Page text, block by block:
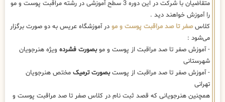
متقاضیان با شرکت در این دوره 3 سطح آموزشی در رشته مراقبت پوست و مو
را آموزش خواهند دید .
کلاسصفر تا صد مراقبت پوست و مو در آموزشگاه عریس به دو صورت برگزار
می‌شود :
- آموزش صفر تا صد مراقبت از پوست و موبصورت فشرده ویژه هنرجویان
شهرستانی
- آموزش صفر تا صد مراقبت از پوستبصورت ترمیک مختص هنرجویان
تهرانی
همچنین هنرجویانی که قصد ثبت نام در کلاس صفر تا صد مراقبت پوست و